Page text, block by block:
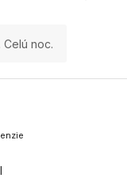
Celú noc.